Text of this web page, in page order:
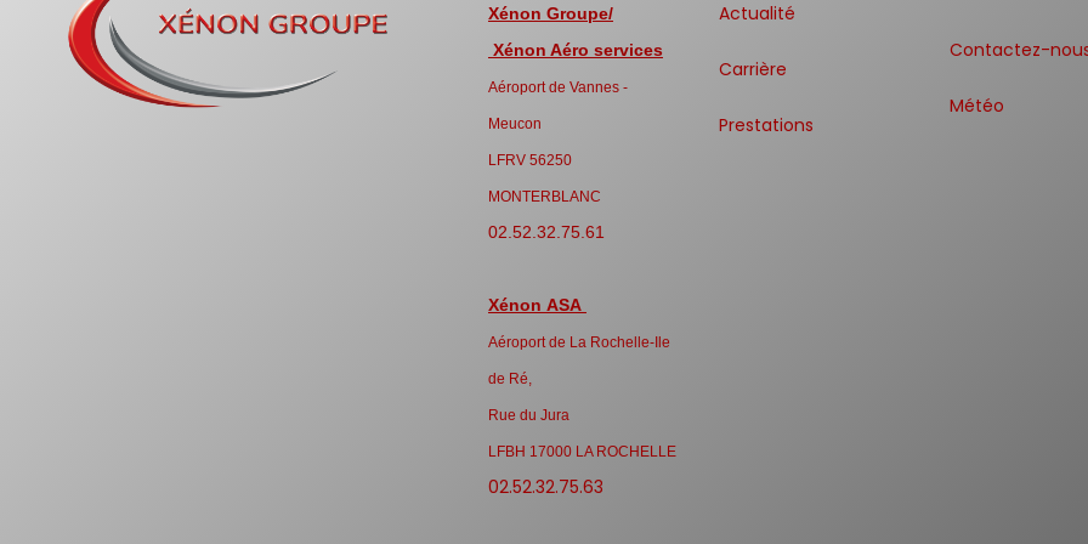
Xénon Groupe/
Xénon Aéro services
Aéroport de Vannes -
Meucon
LFRV 56250
MONTERBLANC
02.52.32.75.61
Xénon ASA
Aéroport de La Rochelle-Ile
de Ré,
Rue du Jura
LFBH 17000 LA ROCHELLE
02.52.32.75.63
Actualité
Carrière
Prestations
Contactez-
Météo